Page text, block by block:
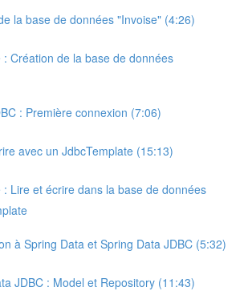
la base de données "Invoise" (4:26)
: Création de la base de données
: Première connexion (7:06)
avec un JdbcTemplate (15:13)
: Lire et écrire dans la base de données
à Spring Data et Spring Data JDBC (5:32)
JDBC : Model et Repository (11:43)